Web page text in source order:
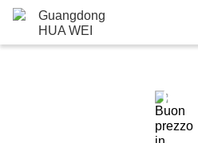
Dettagli Dei